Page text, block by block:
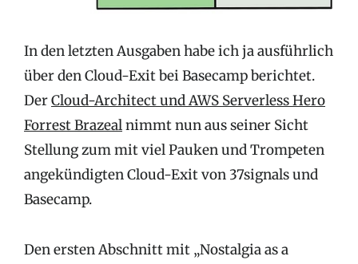
In den letzten Ausgaben habe ich ja ausführlich
über den Cloud-Exit bei Basecamp berichtet.
DerCloud-Architect und AWS Serverless Hero
Forrest Brazealnimmt nun aus seiner Sicht
Stellung zum mit viel Pauken und Trompeten
angekündigten Cloud-Exit von 37signals und
Basecamp.
Den ersten Abschnitt mit „Nostalgia as a